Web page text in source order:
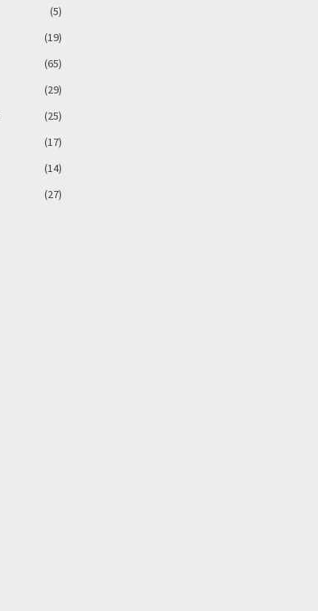
(5)
(19)
(65)
(29)
(25)
(17)
(14)
(27)